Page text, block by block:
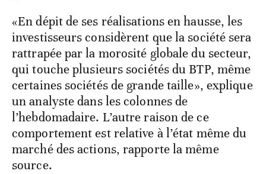
«En dépit de ses réalisations en hausse, les
investisseurs considèrent que la société sera
rattrapée par la morosité globale du secteur,
qui touche plusieurs sociétés du BTP, même
certaines sociétés de grande taille», explique
un analyste dans les colonnes de
l’hebdomadaire. L’autre raison de ce
comportement est relative à l’état même du
marché des actions, rapporte la même
source.